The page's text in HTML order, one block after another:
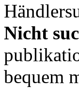
Nicht
bequem